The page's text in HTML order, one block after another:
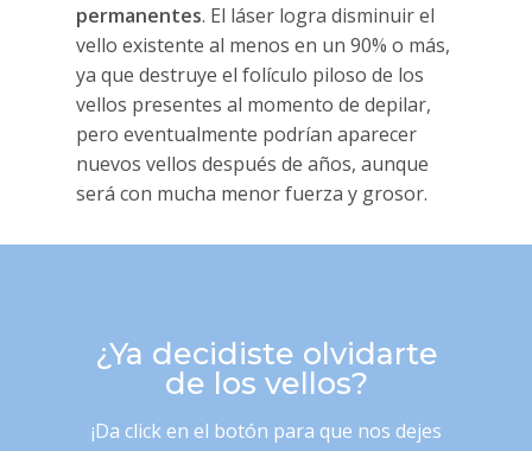
permanentes. El láser logra disminuir el
vello existente al menos en un 90% o más,
ya que destruye el folículo piloso de los
vellos presentes al momento de depilar,
pero eventualmente podrían aparecer
nuevos vellos después de años, aunque
será con mucha menor fuerza y grosor.
¿Ya decidiste olvidarte
de los vellos?
¡Da click en el botón para que nos dejes